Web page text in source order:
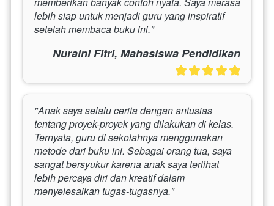
lebih siap untuk menjadi guru yang inspiratif
setelah membaca buku ini."
Nuraini Fitri, Mahasiswa Pendidikan
"Anak saya selalu cerita dengan antusias
tentang proyek-proyek yang dilakukan di kelas.
Ternyata, guru di sekolahnya menggunakan
metode dari buku ini. Sebagai orang tua, saya
sangat bersyukur karena anak saya terlihat
lebih percaya diri dan kreatif dalam
menyelesaikan tugas-tugasnya."